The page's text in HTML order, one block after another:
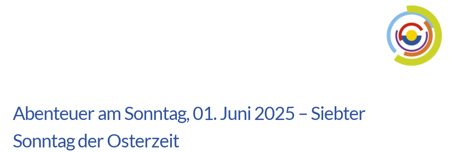
Abenteuer am Sonntag, 01. Juni 2025 – Siebter
Sonntag der Osterzeit